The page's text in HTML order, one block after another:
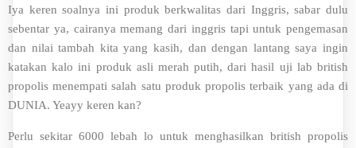
Iya keren soalnya ini produk berkwalitas dari Inggris, sabar dulu
sebentar ya, cairanya memang dari inggris tapi untuk pengemasan
dan nilai tambah kita yang kasih, dan dengan lantang saya ingin
katakan kalo ini produk asli merah putih, dari hasil uji lab british
propolis menempati salah satu produk propolis terbaik yang ada di
DUNIA. Yeayy keren kan?
Perlu sekitar 6000 lebah lo untuk menghasilkan british propolis